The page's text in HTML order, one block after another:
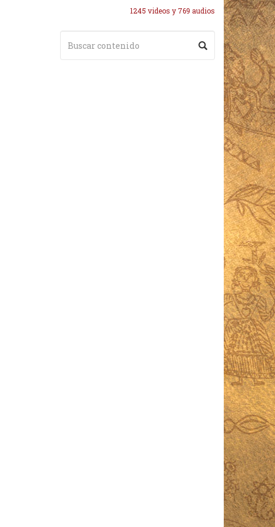
1245 videos y 769 audios